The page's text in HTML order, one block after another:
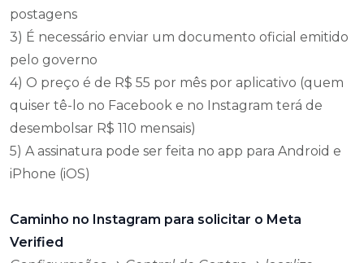
postagens
3) É necessário enviar um documento oficial emitido
pelo governo
4) O preço é de R$ 55 por mês por aplicativo (quem
quiser tê-lo no Facebook e no Instagram terá de
desembolsar R$ 110 mensais)
5) A assinatura pode ser feita no app para Android e
iPhone (iOS)
Caminho no Instagram para solicitar o Meta
Verified